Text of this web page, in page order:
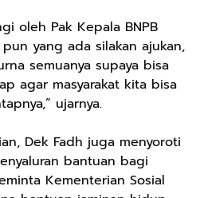
oleh Pak Kepala BNPB
yang ada silakan ajukan,
semuanya supaya bisa
agar masyarakat kita bisa
ujarnya.
Dek Fadh juga menyoroti
bantuan bagi
Kementerian Sosial